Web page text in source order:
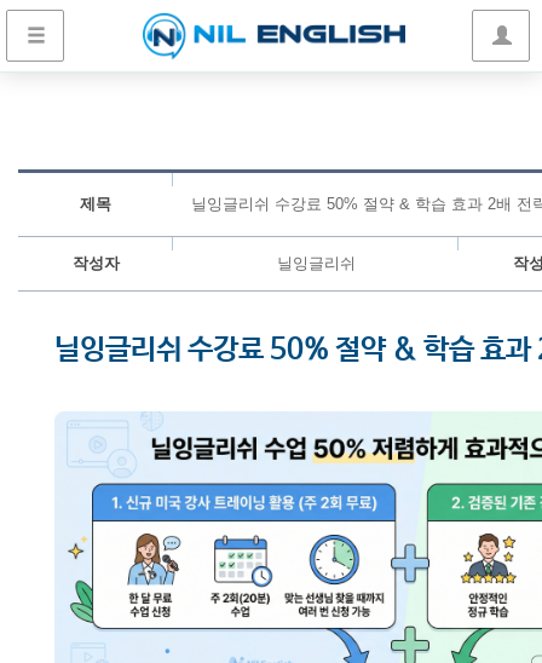
제목 닐잉글리쉬 수강료 50% 절약 & 학습 효과 2배 전
작성자 닐잉글리쉬 작
닐잉글리쉬 수강료 50% 절약 & 학습 효과